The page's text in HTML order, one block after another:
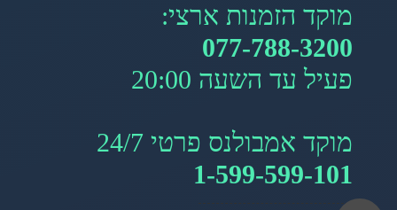
מוקד הזמנות ארצי:
077-788-3200
פעיל עד השעה 20:00
מוקד אמבולנס פרטי 24/7
1-599-599-101